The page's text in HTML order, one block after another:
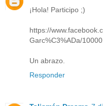
¡Hola! Participo ;)
https://
Garc%C3%ADa/
Un abrazo.
Responder